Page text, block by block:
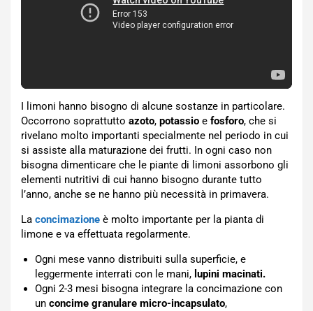
I limoni hanno bisogno di alcune sostanze in particolare.
Occorrono soprattutto azoto, potassio e fosforo, che si
rivelano molto importanti specialmente nel periodo in cui
si assiste alla maturazione dei frutti. In ogni caso non
bisogna dimenticare che le piante di limoni assorbono gli
elementi nutritivi di cui hanno bisogno durante tutto
l’anno, anche se ne hanno più necessità in primavera.
La concimazione è molto importante per la pianta di
limone e va effettuata regolarmente.
Ogni mese vanno distribuiti sulla superficie, e
leggermente interrati con le mani, lupini macinati.
Ogni 2-3 mesi bisogna integrare la concimazione con
un concime granulare micro-incapsulato,